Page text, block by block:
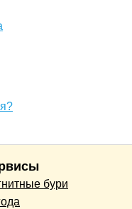
бури